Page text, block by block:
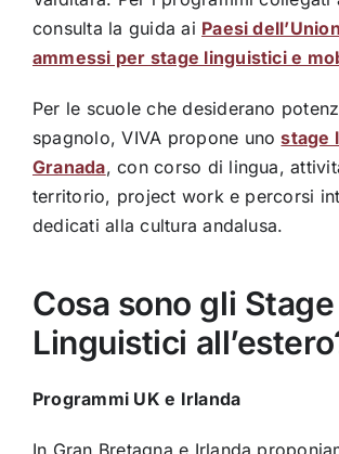
consulta la guida ai Paesi
ammessi per stage linguistici e
Per le scuole che desiderano
spagnolo, VIVA propone unostage
Granada, con corso di lingua,
territorio, project work e percorsi
dedicati alla cultura andalusa.
Cosa sono gli Stage
Linguistici
Programmi UK e Irlanda
In Gran Bretagna e Irlanda